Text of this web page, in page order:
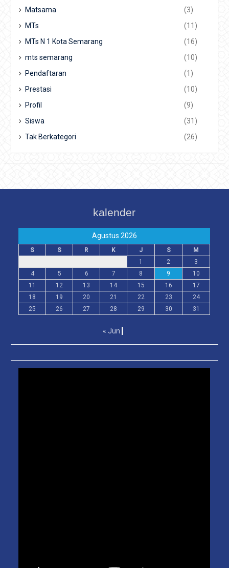
Matsama
(3)
MTs
(11)
MTs N 1 Kota Semarang
(16)
mts semarang
(10)
Pendaftaran
(1)
Prestasi
(10)
Profil
(9)
Siswa
(31)
Tak Berkategori
(26)
kalender
Agustus 2026
S S R K J S
M
1
2
3
4
5 6 7 8 9
10
11
12 13 14 15 16
17
18
19 20 21 22 23
24
25
26 27 28 29 30 31
« Jun